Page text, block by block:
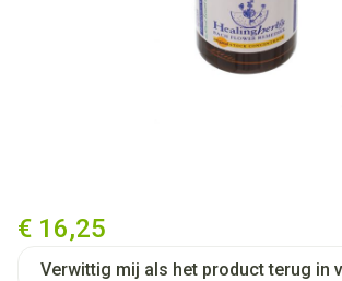
€ 16,25
Verwittig mij als het product terug in